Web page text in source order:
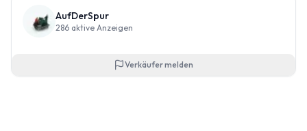
AufDerSpur
286 aktive Anzeigen
Verkäufer melden